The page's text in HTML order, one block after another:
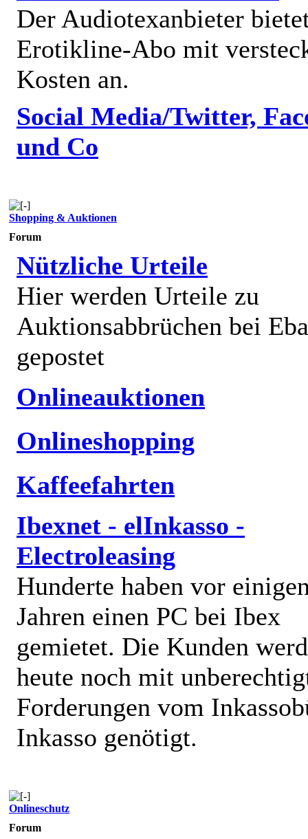
Der Audiotexanbieter
Erotikline-Abo mit
Kosten an.
Social Media/Twitter,
und Co
Shopping & Auktionen
Forum
Nützliche Urteile
Hier werden Urteile zu
Auktionsabbrüchen bei
gepostet
Onlineauktionen
Onlineshopping
Kaffeefahrten
Ibexnet - elInkasso -
Electroleasing
Hunderte haben vor
Jahren einen PC bei Ibex
gemietet. Die Kunden
heute noch mit
Forderungen vom
Inkasso genötigt.
Onlineschutz
Forum